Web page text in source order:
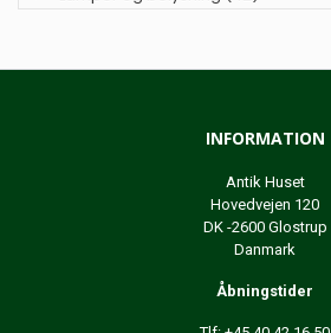
INFORMATION
Antik Huset
Hovedvejen 120
DK -2600 Glostrup
Danmark
Åbningstider